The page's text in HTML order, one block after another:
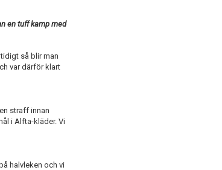
en tuff kamp med
så blir man
var därför klart
straff innan
i Alfta-kläder. Vi
halvleken och vi